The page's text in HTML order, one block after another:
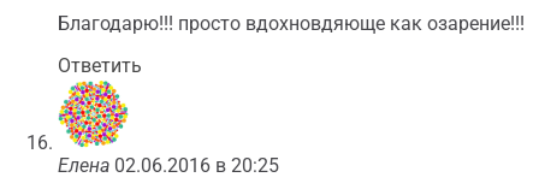
Благодарю!!! просто вдохновдяюще как озарение!!!
Ответить
Елена 02.06.2016 в 20:25